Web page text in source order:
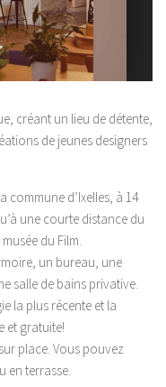
créant un lieu de détente,
de jeunes designers
commune d’Ixelles, à 14
une courte distance du
du Film.
un bureau, une
salle de bains privative.
la plus récente et la
et gratuite!
place. Vous pouvez
en terrasse.